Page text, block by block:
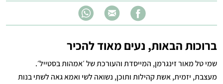
ברוכות הבאות, נעים מאוד להכיר
שמי טל מאור זינגרמן, המייסדת והעורכת של ׳אמהות בסטייל׳.
מעצבת, יזמית, אשת קהילות ותוכן, נשואה לשי ואמא גאה לשתי בנות